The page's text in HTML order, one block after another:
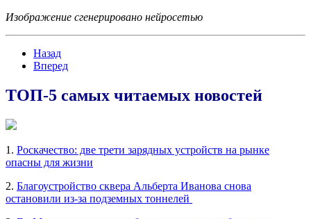
Изображение сгенерировано нейросетью
Назад
Вперед
ТОП-5 самых читаемых новостей
1. Роскачество: две трети зарядных устройств на рынке
опасны для жизни
2. Благоустройство сквера Альберта Иванова снова
остановили из-за подземных тоннелей